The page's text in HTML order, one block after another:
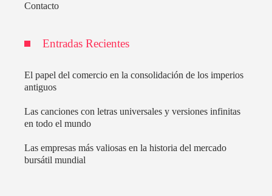
Contacto
Entradas Recientes
El papel del comercio en la consolidación de los imperios
antiguos
Las canciones con letras universales y versiones infinitas
en todo el mundo
Las empresas más valiosas en la historia del mercado
bursátil mundial